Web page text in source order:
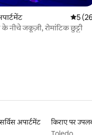
औसत
5
नीचे जकूज़ी, रोमांटिक छुट्टी
अपार्टमेंट